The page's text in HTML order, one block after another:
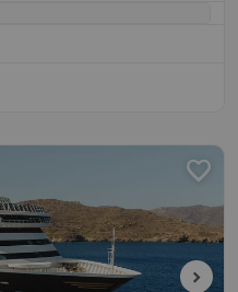
favorite
chevron_right